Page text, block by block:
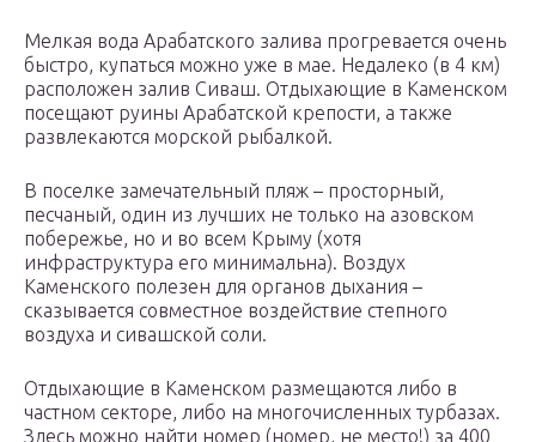
Мелкая вода Арабатского залива прогревается очень
быстро, купаться можно уже в мае. Недалеко (в 4 км)
расположен залив Сиваш. Отдыхающие в Каменском
посещают руины Арабатской крепости, а также
развлекаются морской рыбалкой.
В поселке замечательный пляж – просторный,
песчаный, один из лучших не только на азовском
побережье, но и во всем Крыму (хотя
инфраструктура его минимальна). Воздух
Каменского полезен для органов дыхания –
сказывается совместное воздействие степного
воздуха и сивашской соли.
Отдыхающие в Каменском размещаются либо в
частном секторе, либо на многочисленных турбазах.
Здесь можно найти номер (номер, не место!) за 400